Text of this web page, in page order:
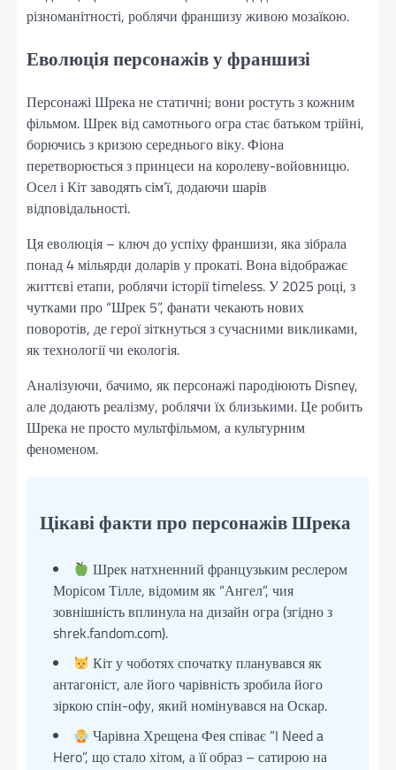
різноманітності, роблячи франшизу живою мозаїкою.
Еволюція персонажів у франшизі
Персонажі Шрека не статичні; вони ростуть з кожним
фільмом. Шрек від самотнього огра стає батьком трійні,
борючись з кризою середнього віку. Фіона
перетворюється з принцеси на королеву-войовницю.
Осел і Кіт заводять сім’ї, додаючи шарів
відповідальності.
Ця еволюція – ключ до успіху франшизи, яка зібрала
понад 4 мільярди доларів у прокаті. Вона відображає
життєві етапи, роблячи історії timeless. У 2025 році, з
чутками про “Шрек 5”, фанати чекають нових
поворотів, де герої зіткнуться з сучасними викликами,
як технології чи екологія.
Аналізуючи, бачимо, як персонажі пародіюють Disney,
але додають реалізму, роблячи їх близькими. Це робить
Шрека не просто мультфільмом, а культурним
феноменом.
Цікаві факти про персонажів Шрека
Шрек натхненний французьким реслером
Морісом Тілле, відомим як “Ангел”, чия
зовнішність вплинула на дизайн огра (згідно з
shrek.fandom.com).
Кіт у чоботях спочатку планувався як
антагоніст, але його чарівність зробила його
зіркою спін-офу, який номінувався на Оскар.
Чарівна Хрещена Фея співає “I Need a
Hero”, що стало хітом, а її образ – сатирою на